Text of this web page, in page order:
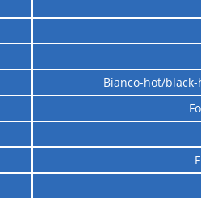
Bianco-hot/